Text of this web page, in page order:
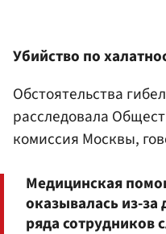
Убийство по
Обстоятельства
расследовала
комиссия Москвы,
Медицинская
оказывалась из-за
ряда сотрудников